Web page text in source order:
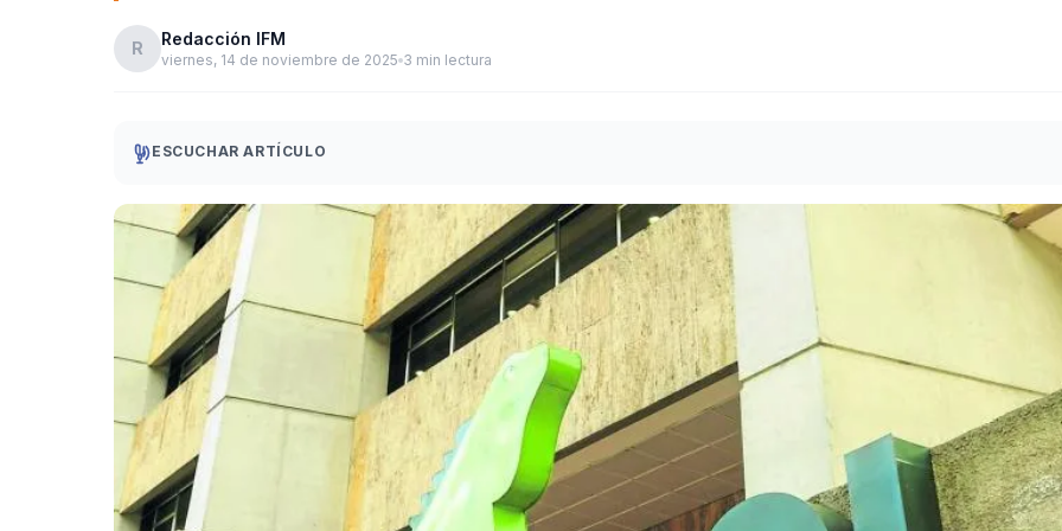
R Redacción IFM
viernes, 14 de noviembre de 2025 3 min lectura
ESCUCHAR ARTÍCULO